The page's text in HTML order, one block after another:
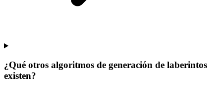
¿Qué otros algoritmos de generación de laberintos
existen?